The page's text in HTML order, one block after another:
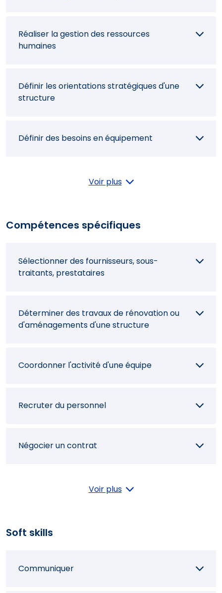
Réaliser la gestion des ressources
humaines
Définir les orientations stratégiques d'une
structure
Définir des besoins en équipement
Promouvoir la gestion durable
Mener une politique commerciale
Proposer des axes d'amélioration
Voir plus
Compétences spécifiques
Sélectionner des fournisseurs, sous-
traitants, prestataires
Déterminer des travaux de rénovation ou
d'aménagements d'une structure
Coordonner l'activité d'une équipe
Recruter du personnel
Négocier un contrat
Mettre en place la gestion opérationnelle
Contrôler des résultats comptables et
financiers
Voir plus
Soft skills
Communiquer